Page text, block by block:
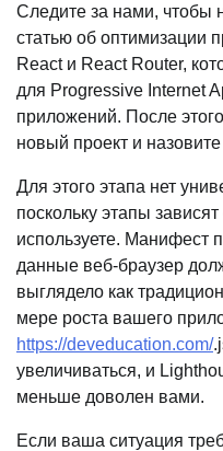
Следите за нами, чтобы
статью об оптимизации
React и React Router,
для Progressive Internet
приложений. После
новый проект и
Для этого этапа нет
поскольку этапы
используете. Манифест
данные веб-браузер
выглядело как
мере роста вашего
https://deveducation.com/
увеличиваться, и
меньше доволен вами.
Если ваша ситуация